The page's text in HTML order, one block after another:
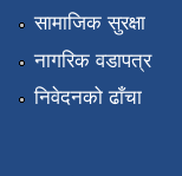
सामाजिक सुरक्षा
नागरिक वडापत्र
निवेदनको ढाँचा